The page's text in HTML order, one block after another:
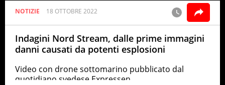
NOTIZIE 18 OTTOBRE 2022
Indagini Nord Stream, dalle prime immagini
danni causati da potenti esplosioni
Video con drone sottomarino pubblicato dal
quotidiano svedese Expressen